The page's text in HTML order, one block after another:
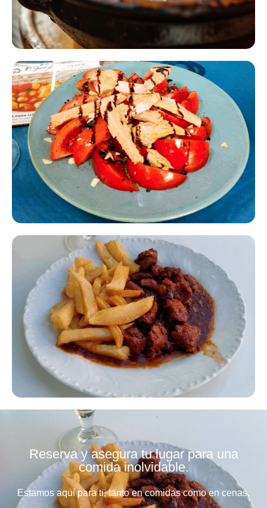
Reserva y asegura tu lugar para una
comida inolvidable.
Estamos aquí para ti, tanto en comidas como en cenas.